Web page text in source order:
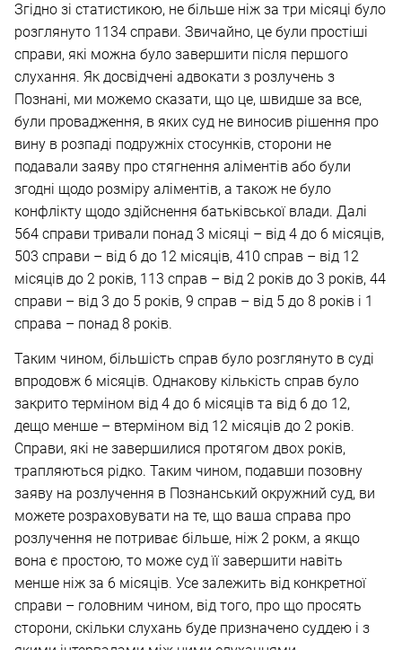
Згідно зі статистикою, не більше ніж за три місяці було
розглянуто 1134 справи. Звичайно, це були простіші
справи, які можна було завершити після першого
слухання. Як досвідчені адвокати з розлучень з
Познані, ми можемо сказати, що це, швидше за все,
були провадження, в яких суд не виносив рішення про
вину в розпаді подружніх стосунків, сторони не
подавали заяву про стягнення аліментів або були
згодні щодо розміру аліментів, а також не було
конфлікту щодо здійснення батьківської влади. Далі
564 справи тривали понад 3 місяці – від 4 до 6 місяців,
503 справи – від 6 до 12 місяців, 410 справ – від 12
місяців до 2 років, 113 справ – від 2 років до 3 років, 44
справи – від 3 до 5 років, 9 справ – від 5 до 8 років і 1
справа – понад 8 років.
Таким чином, більшість справ було розглянуто в суді
впродовж 6 місяців. Однакову кількість справ було
закрито терміном від 4 до 6 місяців та від 6 до 12,
дещо менше – втерміном від 12 місяців до 2 років.
Справи, які не завершилися протягом двох років,
трапляються рідко. Таким чином, подавши позовну
заяву на розлучення в Познанський окружний суд, ви
можете розраховувати на те, що ваша справа про
розлучення не потриває більше, ніж 2 рокм, а якщо
вона є простою, то може суд її завершити навіть
менше ніж за 6 місяців. Усе залежить від конкретної
справи – головним чином, від того, про що просять
сторони, скільки слухань буде призначено суддею і з